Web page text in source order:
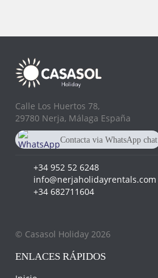
Calle Los Huertos 78,
29780 Nerja, Málaga España
Contacta via WhatsApp chat
+34 952 52 6248
info@nerjaholidayrentals.com
+34 682711604
© Casasol Holiday 2026
ENLACES RÁPIDOS